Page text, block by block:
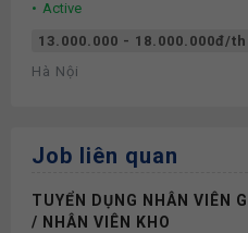
Active
13.000.000 - 18.000.000đ/
Hà Nội
Job liên quan
TUYỂN DỤNG NHÂN VIÊN
/ NHÂN VIÊN KHO